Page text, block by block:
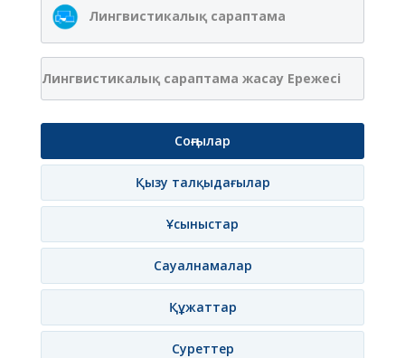
Лингвистикалық сараптама
Лингвистикалық сараптама жасау Ережесі
Соңғылар
Қызу талқыдағылар
Ұсыныстар
Сауалнамалар
Құжаттар
Суреттер